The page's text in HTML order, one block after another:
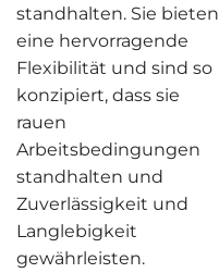
standhalten. Sie bieten
eine hervorragende
Flexibilität und sind so
konzipiert, dass sie
rauen
Arbeitsbedingungen
standhalten und
Zuverlässigkeit und
Langlebigkeit
gewährleisten.